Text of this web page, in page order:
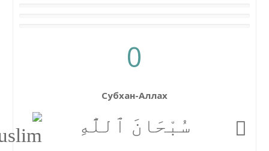
0
Субхан-Аллах
سُبْحَانَ ٱللَّٰهِ